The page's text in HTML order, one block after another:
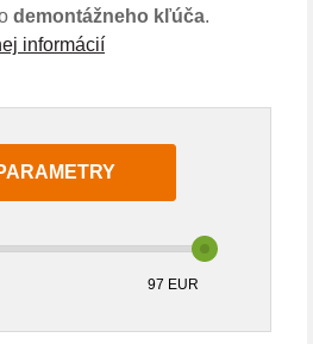
demontážneho kľúča.
informácií
97 EUR